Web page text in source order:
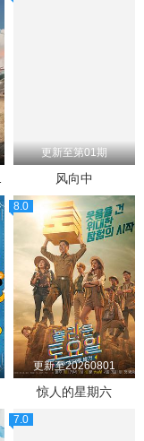
更新至第01期
风向中
8.0
更新至20260801
惊人的星期六
7.0